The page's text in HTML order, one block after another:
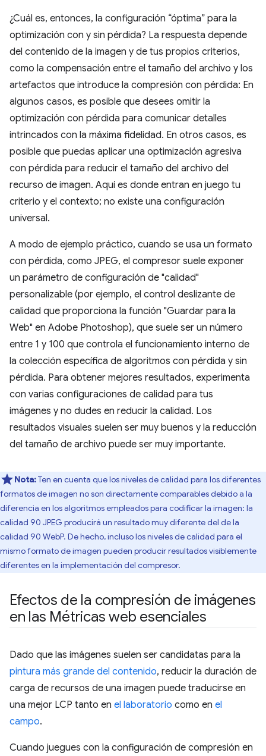
¿Cuál es, entonces, la configuración “óptima” para la
optimización con y sin pérdida? La respuesta depende
del contenido de la imagen y de tus propios criterios,
como la compensación entre el tamaño del archivo y los
artefactos que introduce la compresión con pérdida: En
algunos casos, es posible que desees omitir la
optimización con pérdida para comunicar detalles
intrincados con la máxima fidelidad. En otros casos, es
posible que puedas aplicar una optimización agresiva
con pérdida para reducir el tamaño del archivo del
recurso de imagen. Aquí es donde entran en juego tu
criterio y el contexto; no existe una configuración
universal.
A modo de ejemplo práctico, cuando se usa un formato
con pérdida, como JPEG, el compresor suele exponer
un parámetro de configuración de "calidad"
personalizable (por ejemplo, el control deslizante de
calidad que proporciona la función "Guardar para la
Web" en Adobe Photoshop), que suele ser un número
entre 1 y 100 que controla el funcionamiento interno de
la colección específica de algoritmos con pérdida y sin
pérdida. Para obtener mejores resultados, experimenta
con varias configuraciones de calidad para tus
imágenes y no dudes en reducir la calidad. Los
resultados visuales suelen ser muy buenos y la reducción
del tamaño de archivo puede ser muy importante.
Nota:Ten en cuenta que los niveles de calidad para los diferentes
formatos de imagen no son directamente comparables debido a la
diferencia en los algoritmos empleados para codificar la imagen: la
calidad 90 JPEG producirá un resultado muy diferente del de la
calidad 90 WebP. De hecho, incluso los niveles de calidad para el
mismo formato de imagen pueden producir resultados visiblemente
diferentes en la implementación del compresor.
Efectos de la compresión de imágenes
en las Métricas web esenciales
Dado que las imágenes suelen ser candidatas para la
pintura más grande del contenido, reducir la duración de
carga de recursos de una imagen puede traducirse en
una mejor LCP tanto en el laboratorio como en el
campo.
Cuando juegues con la configuración de compresión en